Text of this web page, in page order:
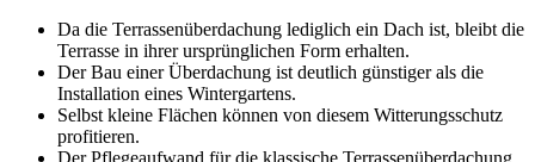
Da die Terrassenüberdachung lediglich ein Dach ist, bleibt die
Terrasse in ihrer ursprünglichen Form erhalten.
Der Bau einer Überdachung ist deutlich günstiger als die
Installation eines Wintergartens.
Selbst kleine Flächen können von diesem Witterungsschutz
profitieren.
Der Pflegeaufwand für die klassische Terrassenüberdachung